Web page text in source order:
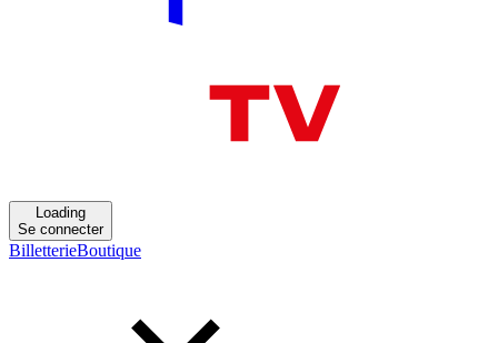
Loading
Se connecter
BilletterieBoutique